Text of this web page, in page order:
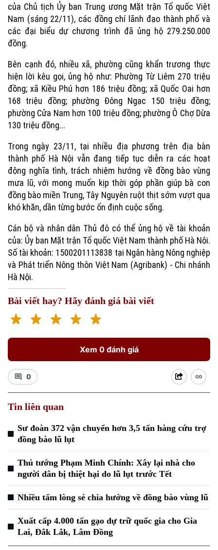
Xu hướng
của Chủ tịch Ủy ban Trung ương Mặt trận Tổ quốc Việt
Nam (sáng 22/11), các đồng chí lãnh đạo thành phố và
các đại biểu dự chương trình đã ủng hộ 279.250.000
đồng.
Bên cạnh đó, nhiều xã, phường cũng khẩn trương thực
hiện lời kêu gọi, ủng hộ như: Phường Từ Liêm 270 triệu
đồng; xã Kiều Phú hơn 186 triệu đồng; xã Quốc Oai hơn
168 triệu đồng; phường Đông Ngạc 150 triệu đồng;
phường Cửa Nam hơn 100 triệu đồng; phường Ô Chợ Dừa
130 triệu đồng...
Trong ngày 23/11, tại nhiều địa phương trên địa bàn
thành phố Hà Nội vẫn đang tiếp tục diễn ra các hoạt
động nghĩa tình, trách nhiệm hướng về đồng bào vùng
mưa lũ, với mong muốn kịp thời góp phần giúp bà con
đồng bào miền Trung, Tây Nguyên ruột thịt sớm vượt qua
khó khăn, dần từng bước ổn định cuộc sống.
Cán bộ và nhân dân Thủ đô có thể ủng hộ về tài khoản
của: Ủy ban Mặt trận Tổ quốc Việt Nam thành phố Hà Nội.
Số tài khoản: 1500201113838 tại Ngân hàng Nông nghiệp
và Phát triển Nông thôn Việt Nam (Agribank) - Chi nhánh
Hà Nội.
Bài viết hay? Hãy đánh giá bài viết
Xem 0 đánh giá
0
Tin liên quan
Sư đoàn 372 vận chuyển hơn 3,5 tấn hàng cứu trợ
đồng bào lũ lụt
Thủ tướng Phạm Minh Chính: Xây lại nhà cho
người dân bị thiệt hại do lũ lụt trước Tết
Nhiều tấm lòng sẻ chia hướng về đồng bào vùng lũ
Xuất cấp 4.000 tấn gạo dự trữ quốc gia cho Gia
Lai, Đắk Lắk, Lâm Đồng